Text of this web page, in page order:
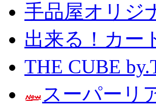
手品屋オリ
出来る！カー
THE CUBE
スーパーリ